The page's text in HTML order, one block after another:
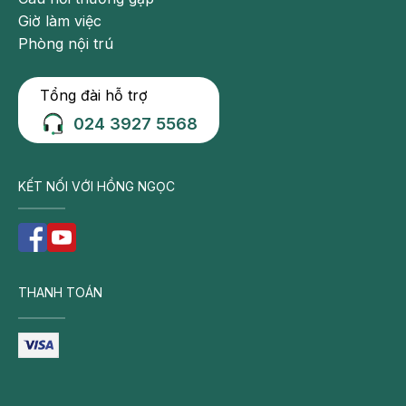
tràng: Đây là phương pháp ít phổ biến và thường được
chỉ định cho đối tượng cho trẻ lớn và người trưởng
thành.
Giờ làm việc
Phòng nội trú
Tổng đài hỗ trợ
024 3927 5568
KẾT NỐI VỚI HỒNG NGỌC
THANH TOÁN